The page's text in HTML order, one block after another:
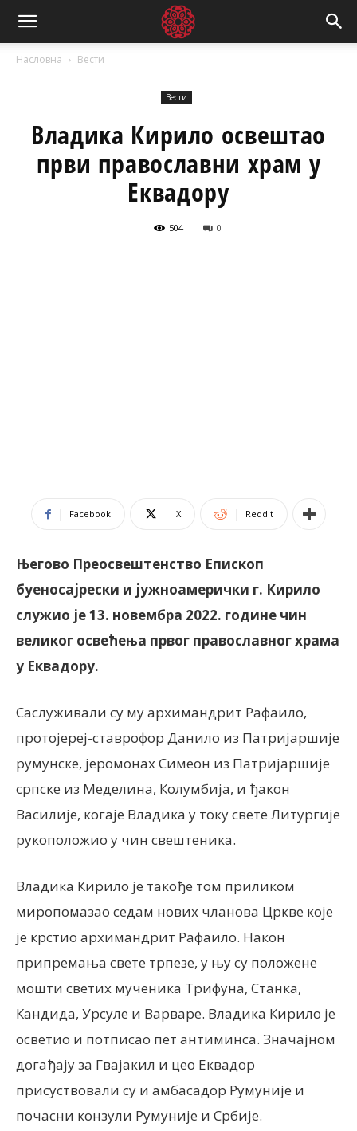
Насловна Вести
Вести
Владика Кирило освештао
први православни храм у
Еквадору
504 0
Facebook X ReddIt
Његово Преосвештенство Епископ
буеносајрески и јужноамерички г. Кирило
служио је 13. новембра 2022. године чин
великог освећења првог православног храма
у Еквадору.
Саслуживали су му архимандрит Рафаило,
протојереј-ставрофор Данило из Патријаршије
румунске, јеромонах Симеон из Патријаршије
српске из Меделина, Колумбија, и ђакон
Василије, когаје Владика у току свете Литургије
рукоположио у чин свештеника.
Владика Кирило је такође том приликом
миропомазао седам нових чланова Цркве које
је крстио архимандрит Рафаило. Након
припремања свете трпезе, у њу су положене
мошти светих мученика Трифуна, Станка,
Кандида, Урсуле и Варваре. Владика Кирило је
осветио и потписао пет антиминса. Значајном
догађају за Гвајакил и цео Еквадор
присуствовали су и амбасадор Румуније и
почасни конзули Румуније и Србије.